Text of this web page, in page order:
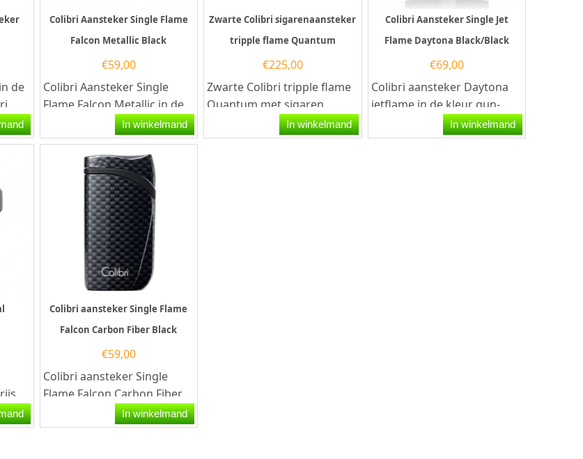
de
Colibri Aansteker Single Flame
Falcon Metallic Black
€59,00
Colibri Aansteker Single
Flame Falcon Metallic in de
kleur zwart. Deze Colibri
aansteker heeft een...
In winkelmand
Zwarte Colibri sigarenaansteker
tripple flame Quantum
€225,00
Zwarte Colibri tripple flame
Quantum met sigaren
knipper in zwarte kleur.Deze
Colibri...
In winkelmand
Colibri Aansteker Single Jet
Flame Daytona Black/Black
€69,00
Colibri aansteker Daytona
jetflame in de kleur gun-
zwart. Deze Colibri
aansteker heeft een...
In winkelmand
heeft
Colibri aansteker Single Flame
Falcon Carbon Fiber Black
€59,00
Colibri aansteker Single
Flame Falcon Carbon Fiber
Black in de kleur zwart. Deze
Colibri aansteker...
In winkelmand